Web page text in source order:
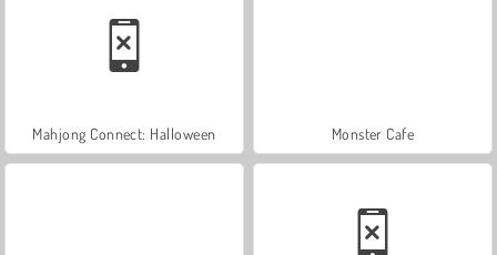
Mahjong Connect: Halloween Monster Cafe